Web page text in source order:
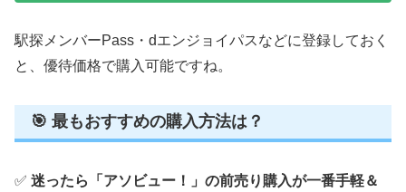
駅探メンバーPass・dエンジョイパスなどに登録しておく
と、優待価格で購入可能ですね。
🎯 最もおすすめの購入方法は？
✅ 迷ったら「アソビュー！」の前売り購入が一番手軽＆